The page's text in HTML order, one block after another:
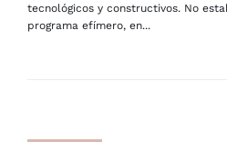
tecnológicos y constructivos. No
programa efímero, en...